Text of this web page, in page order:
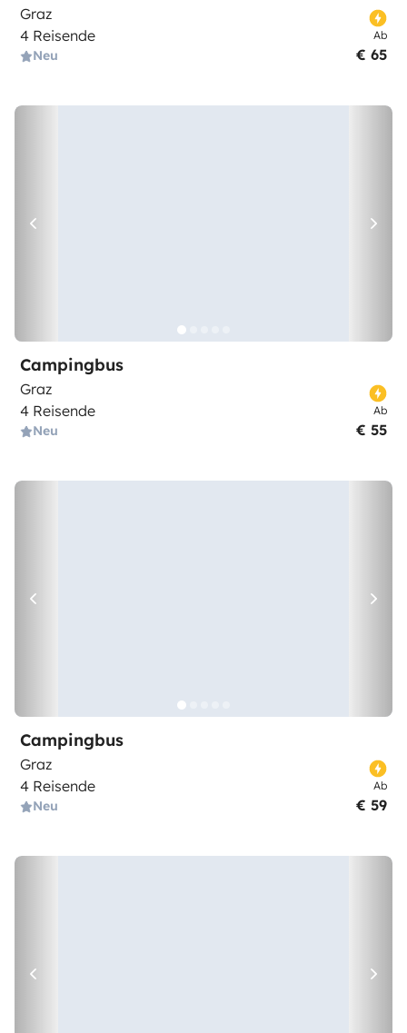
Graz
4 Reisende
Neu
Ab
€ 65
Campingbus
Graz
4 Reisende
Neu
Ab
€ 55
Campingbus
Graz
4 Reisende
Neu
Ab
€ 59